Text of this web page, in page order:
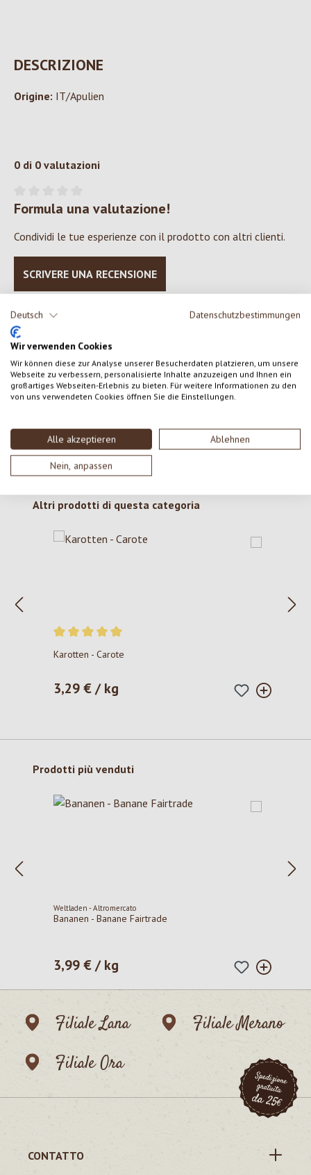
Deutsch Datenschutzbestimmungen
Wir verwenden Cookies
Wir können diese zur Analyse unserer Besucherdaten platzieren, um unsere
Webseite zu verbessern, personalisierte Inhalte anzuzeigen und Ihnen ein
großartiges Webseiten-Erlebnis zu bieten. Für weitere Informationen zu den
von uns verwendeten Cookies öffnen Sie die Einstellungen.
Alle akzeptieren Ablehnen
Nein, anpassen
DESCRIZIONE
Origine: IT/Apulien
0 di 0 valutazioni
Valutazione media di 0 su 5 stelle
Formula una valutazione!
Condividi le tue esperienze con il prodotto con altri clienti.
SCRIVERE UNA RECENSIONE
Visualizza le valutazioni solo nella lingua corrente.
Nessuna recensione trovata Condividi le tue opinioni
con gli altri.
Salta la galleria dei prodotti
Altri prodotti di questa categoria
Valutazione media di 5 su 5 stelle
Karotten - Carote
Prezzo normale:
3,29 € / kg
Salta la galleria dei prodotti
Prodotti più venduti
Weltladen - Altromercato
Bananen - Banane Fairtrade
Prezzo normale:
3,99 € / kg
Filiale Lana
Filiale Merano
Filiale Ora
CONTATTO